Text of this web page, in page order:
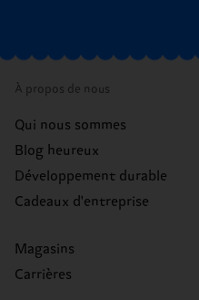
À propos de nous
Qui nous sommes
Blog heureux
Développement durable
Cadeaux d'entreprise
Magasins
Carrières